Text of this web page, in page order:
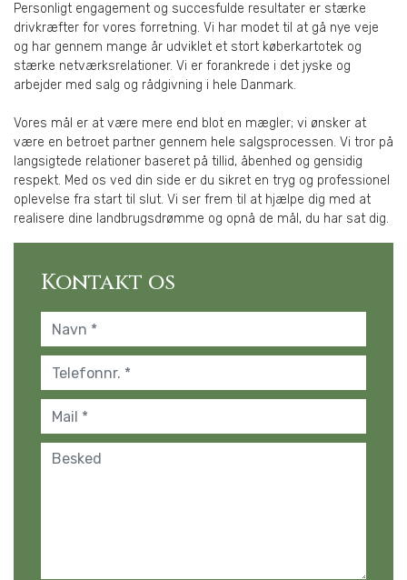
Personligt engagement og succesfulde resultater er stærke
drivkræfter for vores forretning. Vi har modet til at gå nye veje
og har gennem mange år udviklet et stort køberkartotek og
stærke netværksrelationer. Vi er forankrede i det jyske og
arbejder med salg og rådgivning i hele Danmark.
Vores mål er at være mere end blot en mægler; vi ønsker at
være en betroet partner gennem hele salgsprocessen. Vi tror på
langsigtede relationer baseret på tillid, åbenhed og gensidig
respekt. Med os ved din side er du sikret en tryg og professionel
oplevelse fra start til slut. Vi ser frem til at hjælpe dig med at
realisere dine landbrugsdrømme og opnå de mål, du har sat dig.
Kontakt os